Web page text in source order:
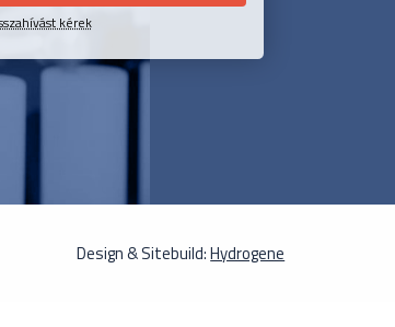
kérek
Design & Sitebuild:Hydrogene